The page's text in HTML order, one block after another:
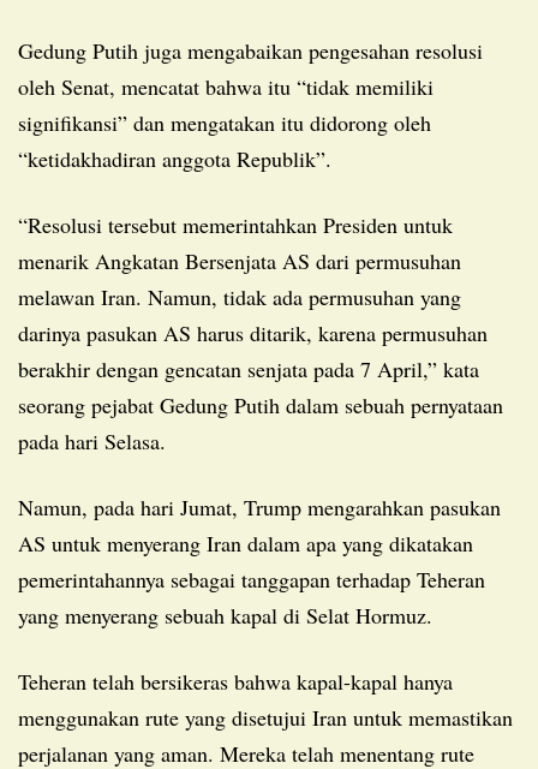
Gedung Putih juga mengabaikan pengesahan resolusi
oleh Senat, mencatat bahwa itu “tidak memiliki
signifikansi” dan mengatakan itu didorong oleh
“ketidakhadiran anggota Republik”.
“Resolusi tersebut memerintahkan Presiden untuk
menarik Angkatan Bersenjata AS dari permusuhan
melawan Iran. Namun, tidak ada permusuhan yang
darinya pasukan AS harus ditarik, karena permusuhan
berakhir dengan gencatan senjata pada 7 April,” kata
seorang pejabat Gedung Putih dalam sebuah pernyataan
pada hari Selasa.
Namun, pada hari Jumat, Trump mengarahkan pasukan
AS untuk menyerang Iran dalam apa yang dikatakan
pemerintahannya sebagai tanggapan terhadap Teheran
yang menyerang sebuah kapal di Selat Hormuz.
Teheran telah bersikeras bahwa kapal-kapal hanya
menggunakan rute yang disetujui Iran untuk memastikan
perjalanan yang aman. Mereka telah menentang rute